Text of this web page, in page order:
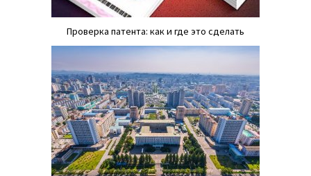
Проверка патента: как и где это сделать